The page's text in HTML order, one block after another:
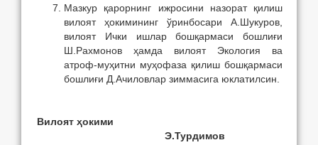
Мазкур қарорнинг ижросини назорат қилиш
вилоят ҳокимининг ўринбосари А.Шукуров,
вилоят Ички ишлар бошқармаси бошлиғи
Ш.Рахмонов ҳамда вилоят Экология ва
атроф-муҳитни муҳофаза қилиш бошқармаси
бошлиғи Д.Ачиловлар зиммасига юклатилсин.
Вилоят ҳокими
Э.Турдимов